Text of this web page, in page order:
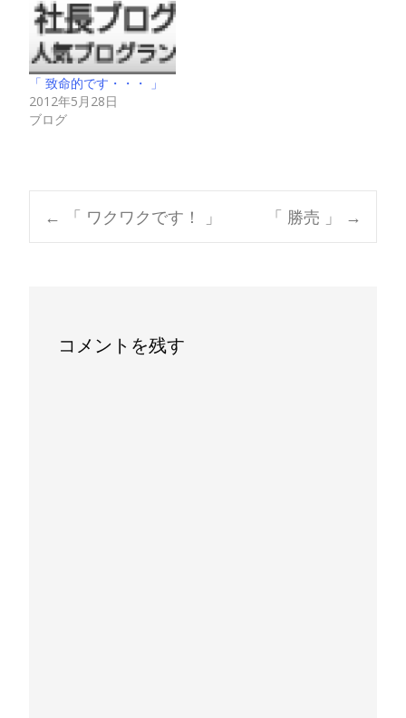
「 致命的です・・・ 」
2012年5月28日
ブログ
Post
← 「 ワクワクです！ 」 「 勝売 」 →
コメントを残す